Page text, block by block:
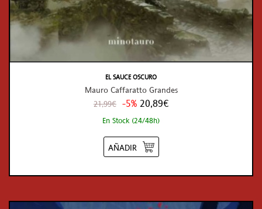
EL SAUCE OSCURO
Mauro Caffaratto Grandes
21,99€ -5% 20,89€
En Stock (24/48h)
AÑADIR